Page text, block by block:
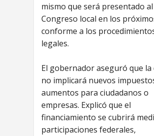
mismo que será presentado al
Congreso local en los
conforme a los
legales.
El gobernador aseguró que la
no implicará nuevos
aumentos para ciudadanos o
empresas. Explicó que el
financiamiento se cubrirá
participaciones federales,